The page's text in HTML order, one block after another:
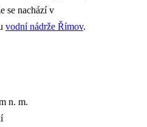
se nachází v
vodní nádrže Římov.
n. m.